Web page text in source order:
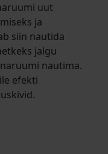
uut
ja
siin nautida
jalgu
nautima.
efekti